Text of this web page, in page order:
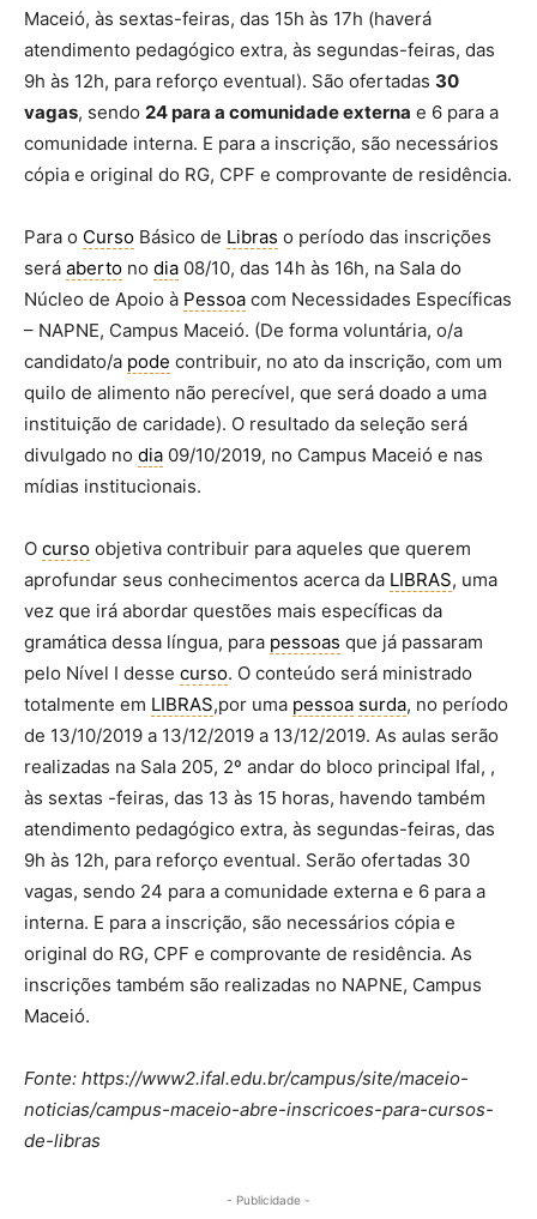
Maceió, às sextas-feiras, das 15h às 17h (haverá
atendimento pedagógico extra, às segundas-feiras, das
9h às 12h, para reforço eventual). São ofertadas 30
vagas, sendo 24 para a comunidade externa e 6 para a
comunidade interna. E para a inscrição, são necessários
cópia e original do RG, CPF e comprovante de residência.
Para o Curso Básico de Libras o período das inscrições
será aberto no dia 08/10, das 14h às 16h, na Sala do
Núcleo de Apoio à Pessoa com Necessidades Específicas
– NAPNE, Campus Maceió. (De forma voluntária, o/a
candidato/a pode contribuir, no ato da inscrição, com um
quilo de alimento não perecível, que será doado a uma
instituição de caridade). O resultado da seleção será
divulgado no dia 09/10/2019, no Campus Maceió e nas
mídias institucionais.
O curso objetiva contribuir para aqueles que querem
aprofundar seus conhecimentos acerca da LIBRAS, uma
vez que irá abordar questões mais específicas da
gramática dessa língua, para pessoas que já passaram
pelo Nível I desse curso. O conteúdo será ministrado
totalmente em LIBRAS,por uma pessoa surda, no período
de 13/10/2019 a 13/12/2019 a 13/12/2019. As aulas serão
realizadas na Sala 205, 2º andar do bloco principal Ifal, ,
às sextas -feiras, das 13 às 15 horas, havendo também
atendimento pedagógico extra, às segundas-feiras, das
9h às 12h, para reforço eventual. Serão ofertadas 30
vagas, sendo 24 para a comunidade externa e 6 para a
interna. E para a inscrição, são necessários cópia e
original do RG, CPF e comprovante de residência. As
inscrições também são realizadas no NAPNE, Campus
Maceió.
Fonte: https://www2.ifal.edu.br/campus/site/maceio-
noticias/campus-maceio-abre-inscricoes-para-cursos-
de-libras
- Publicidade -